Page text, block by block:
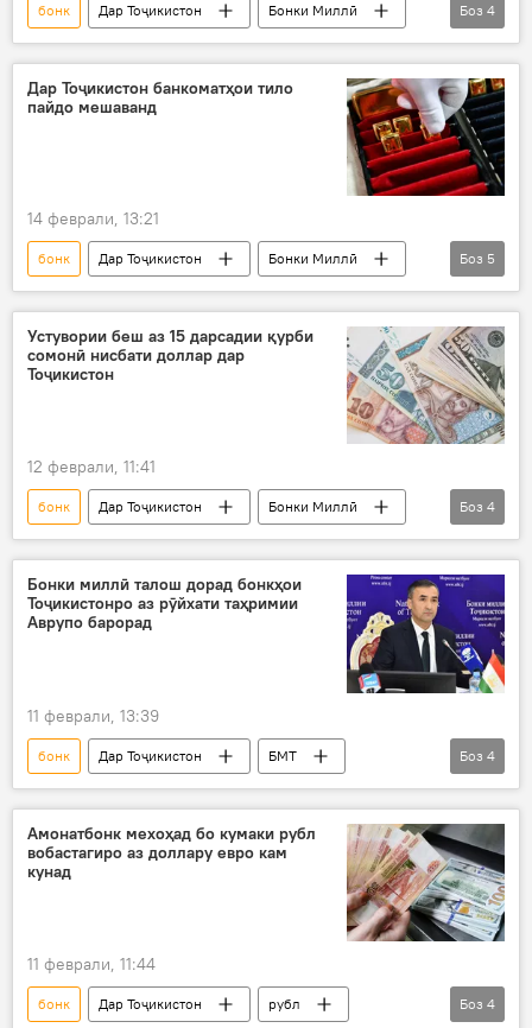
бонк Дар Тоҷикистон
Бонки Миллӣ
молия
раддабандӣ
Иқтисод
рейтинг
Боз 4
Дар Тоҷикистон банкоматҳои тило
пайдо мешаванд
14 феврали, 13:21
бонк Дар Тоҷикистон
Бонки Миллӣ
тилло
хариду фурӯш
дастгоҳ
Иқтисод
молия
Боз 5
Устувории беш аз 15 дарсадии қурби
сомонӣ нисбати доллар дар
Тоҷикистон
12 феврали, 11:41
бонк Дар Тоҷикистон
Бонки Миллӣ
қурб
Қурби асъор
сомонӣ
доллар
Боз 4
Бонки миллӣ талош дорад бонкҳои
Тоҷикистонро аз рӯйхати таҳримии
Аврупо барорад
11 феврали, 13:39
бонк Дар Тоҷикистон
БМТ
Бонки Миллӣ
таҳрим
Иттиҳоди Аврупо
Боз 4
Амонатбонк мехоҳад бо кумаки рубл
вобастагиро аз доллару евро кам
кунад
11 феврали, 11:44
бонк Дар Тоҷикистон
рубл
Боз 4